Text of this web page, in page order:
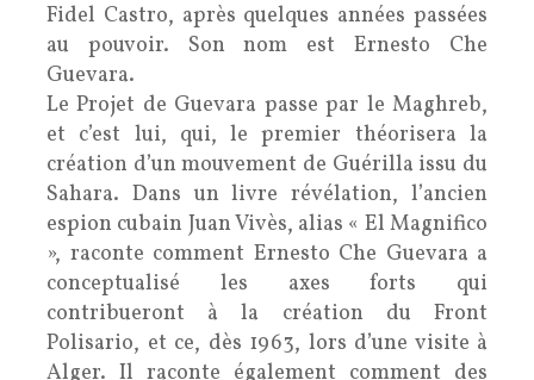
Fidel Castro, après quelques années passées
au pouvoir. Son nom est Ernesto Che
Guevara.
Le Projet de Guevara passe par le Maghreb,
et c’est lui, qui, le premier théorisera la
création d’un mouvement de Guérilla issu du
Sahara. Dans un livre révélation, l’ancien
espion cubain Juan Vivès, alias « El Magnifico
», raconte comment Ernesto Che Guevara a
conceptualisé les axes forts qui
contribueront à la création du Front
Polisario, et ce, dès 1963, lors d’une visite à
Alger. Il raconte également comment des